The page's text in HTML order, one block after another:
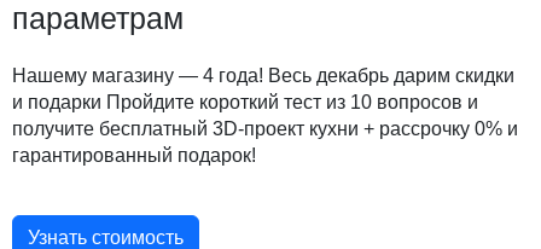
параметрам
Нашему магазину — 4 года! Весь декабрь дарим скидки
и подарки Пройдите короткий тест из 10 вопросов и
получите бесплатный 3D-проект кухни + рассрочку 0% и
гарантированный подарок!
Узнать стоимость